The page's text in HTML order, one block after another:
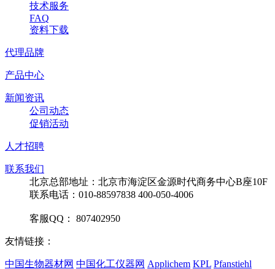
技术服务
FAQ
资料下载
代理品牌
产品中心
新闻资讯
公司动态
促销活动
人才招聘
联系我们
北京总部地址：北京市海淀区金源时代商务中心B座10F
联系电话：010-88597838 400-050-4006
客服QQ： 807402950
友情链接：
中国生物器材网 中国化工仪器网 Applichem KPL Pfanstiehl